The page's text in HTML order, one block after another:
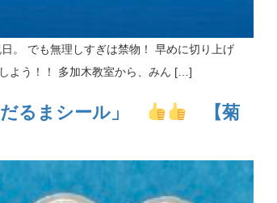
。 でも無理しすぎは禁物！ 早めに切り上げ
よう！！ 多加木教室から、みん […]
るまシール」
【菊